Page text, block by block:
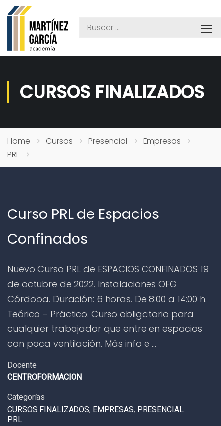
CURSOS FINALIZADOS
Home Cursos Presencial
Empresas
PRL
Curso PRL de Espacios
Confinados
Nuevo Curso PRL de ESPACIOS CONFINADOS 19
de octubre de 2022. Instalaciones OFG
Córdoba. Duración: 6 horas. De 8:00 a 14:00 h.
Teórico – Práctico. Curso obligatorio para
cualquier trabajador que entre en espacios
con poca ventilación. Más info e …
Docente
CENTROFORMACION
Categorías
CURSOS FINALIZADOS, EMPRESAS, PRESENCIAL,
PRL